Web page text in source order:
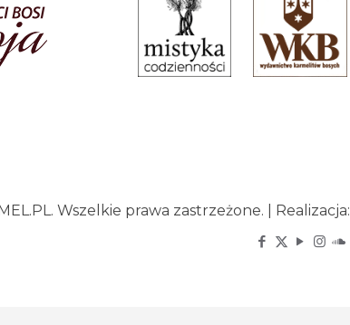
Wszelkie prawa zastrzeżone. | Realizacja: